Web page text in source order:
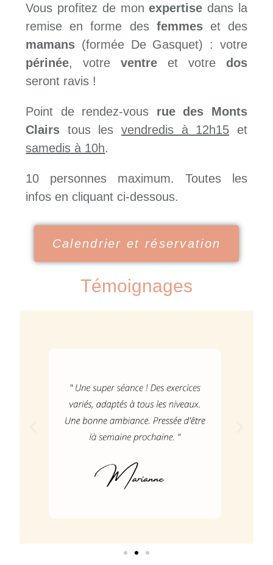
Vous profitez de monexpertise dans la
remise en forme des femmes et des
mamans (formée De Gasquet) : votre
périnée, votreventre et votredos
seront ravis !
Point de rendez-vous rue des Monts
Clairs tous les vendredis à 12h15 et
samedis à 10h.
10 personnes maximum. Toutes les
infos en cliquant ci-dessous.
Calendrier et réservation
Témoignages